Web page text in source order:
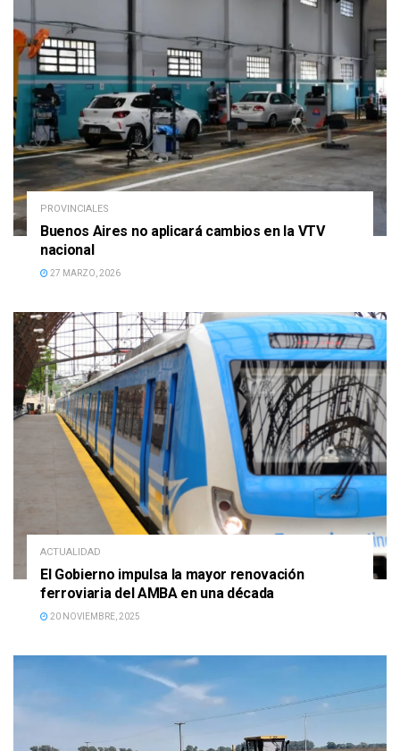
PROVINCIALES
Buenos Aires no aplicará cambios en la VTV
nacional
27 MARZO, 2026
ACTUALIDAD
El Gobierno impulsa la mayor renovación
ferroviaria del AMBA en una década
20 NOVIEMBRE, 2025